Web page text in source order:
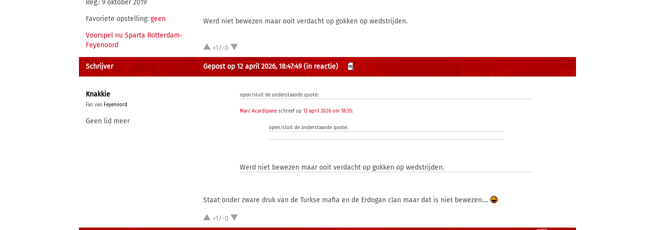
Reg.: 9 oktober 2019
Favoriete opstelling: geen
Voorspel nu Sparta Rotterdam-
Feyenoord
Werd niet bewezen maar ooit verdacht op gokken op wedstrijden.
+1/-0
Schrijver Gepost op 12 april 2026, 18:47:49 (in reactie)
Knakkie
Fan van Feyenoord
Geen lid meer
open/sluit de onderstaande quote:
Marc Acardipane schreef op12 april 2026 om 18:35:
open/sluit de onderstaande quote:
Werd niet bewezen maar ooit verdacht op gokken op wedstrijden.
Staat onder zware druk van de Turkse mafia en de Erdogan clan maar dat is niet bewezen….
+1/-0